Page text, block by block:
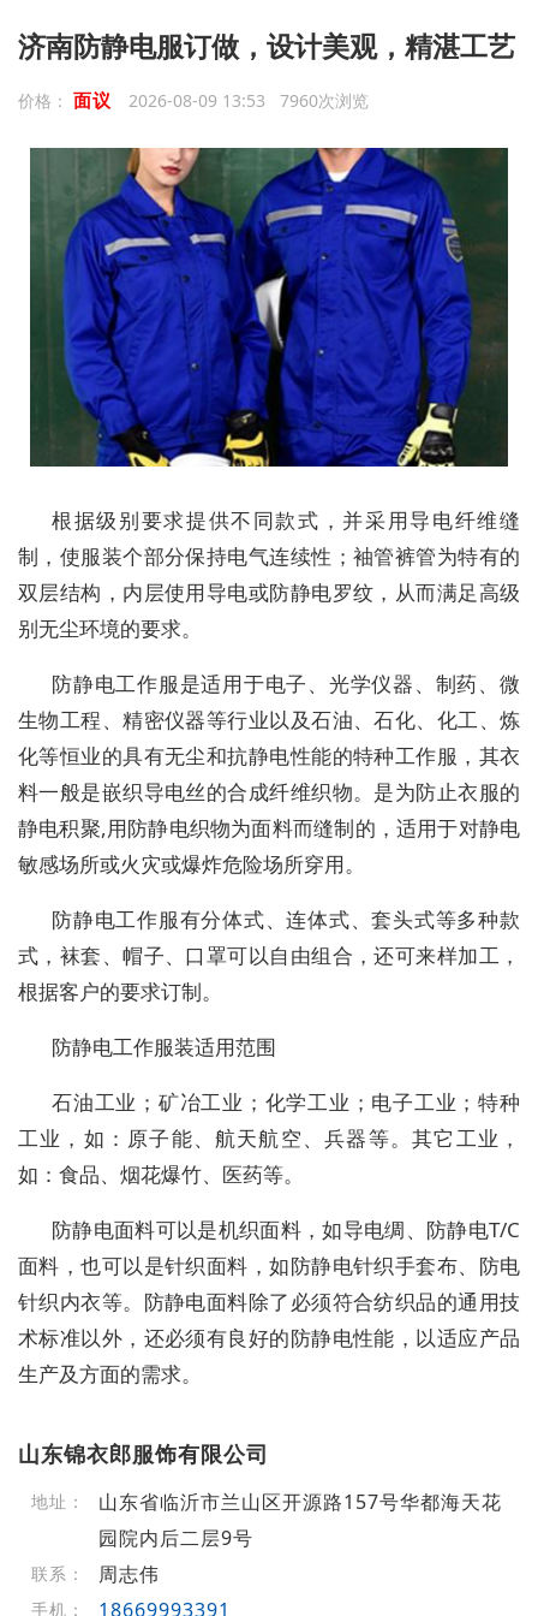
济南防静电服订做，设计美观，精湛工艺
价格： 面议 2026-08-09 13:53 7960次浏览
根据级别要求提供不同款式，并采用导电纤维缝
制，使服装个部分保持电气连续性；袖管裤管为特有的
双层结构，内层使用导电或防静电罗纹，从而满足高级
别无尘环境的要求。
防静电工作服是适用于电子、光学仪器、制药、微
生物工程、精密仪器等行业以及石油、石化、化工、炼
化等恒业的具有无尘和抗静电性能的特种工作服，其衣
料一般是嵌织导电丝的合成纤维织物。是为防止衣服的
静电积聚,用防静电织物为面料而缝制的，适用于对静电
敏感场所或火灾或爆炸危险场所穿用。
防静电工作服有分体式、连体式、套头式等多种款
式，袜套、帽子、口罩可以自由组合，还可来样加工，
根据客户的要求订制。
防静电工作服装适用范围
石油工业；矿冶工业；化学工业；电子工业；特种
工业，如：原子能、航天航空、兵器等。其它工业，
如：食品、烟花爆竹、医药等。
防静电面料可以是机织面料，如导电绸、防静电T/C
面料，也可以是针织面料，如防静电针织手套布、防电
针织内衣等。防静电面料除了必须符合纺织品的通用技
术标准以外，还必须有良好的防静电性能，以适应产品
生产及方面的需求。
山东锦衣郎服饰有限公司
地址：
山东省临沂市兰山区开源路157号华都海天花
园院内后二层9号
联系： 周志伟
手机： 18669993391